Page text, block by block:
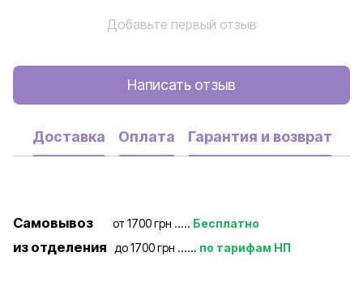
Добавьте первый отзыв
Написать отзыв
Доставка Оплата Гарантия и возврат
Самовывоз от 1700 грн ..... Бесплатно
из отделения до 1700 грн ...... по тарифам НП